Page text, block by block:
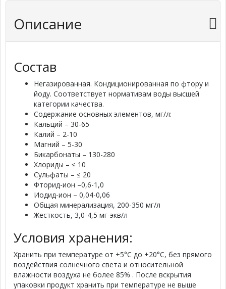
Описание
Состав
Негазированная. Кондиционированная по фтору и
йоду. Соответствует нормативам воды высшей
категории качества.
Содержание основных элементов, мг/л:
Кальций – 30-65
Калий – 2-10
Магний – 5-30
Бикарбонаты – 130-280
Хлориды – ≤ 10
Сульфаты – ≤ 20
Фторид-ион –0,6-1,0
Иодид-ион – 0,04-0,06
Общая минерализация, 200-350 мг/л
Жесткость, 3,0-4,5 мг-экв/л
Условия хранения:
Хранить при температуре от +5°С до +20°С, без прямого
воздействия солнечного света и относительной
влажности воздуха не более 85% . После вскрытия
упаковки продукт хранить при температуре не выше